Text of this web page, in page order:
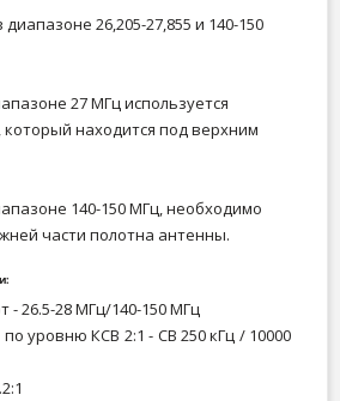
26,205-27,855 и 140-150
27 МГц используется
находится под верхним
140-150 МГц, необходимо
части полотна антенны.
- 26.5-28 МГц/140-150 МГц
уровню КСВ 2:1 - CB 250 кГц / 10000